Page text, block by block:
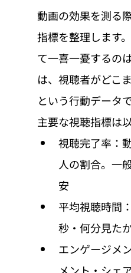
動画の効果を測る
指標を整理します
て一喜一憂するの
は、視聴者がどこ
という行動データで
主要な視聴指標は
視聴完了率：
人の割合。一
安
平均視聴時間
秒・何分見た
エンゲージメ